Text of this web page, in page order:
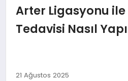
GÜNDEM
MAGAZIN
Arter Ligasyonu
Tedavisi Nasıl
21 Ağustos 2025